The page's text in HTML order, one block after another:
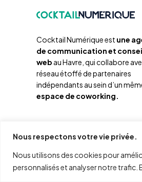
Nous respectons votre vie privée.
Nous utilisons des cookies pour
personnalisés et analyser notre trafic.
Cocktail Numérique est une
de communication et
web au Havre, qui collabore
réseau étoffé de partenaires
indépendants au sein d’un
espace de coworking.